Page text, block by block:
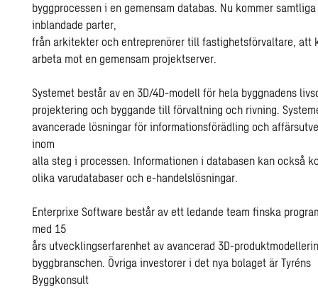
byggprocessen i en gemensam databas. Nu kommer samtliga
inblandade parter,
från arkitekter och entreprenörer till fastighetsförvaltare, att
arbeta mot en gemensam projektserver.
Systemet består av en 3D/4D-modell för hela byggnadens
projektering och byggande till förvaltning och rivning.
avancerade lösningar för informationsförädling och
inom
alla steg i processen. Informationen i databasen kan också
olika varudatabaser och e-handelslösningar.
Enterprixe Software består av ett ledande team finska
med 15
års utvecklingserfarenhet av avancerad 3D-
byggbranschen. Övriga investorer i det nya bolaget är Tyréns
Byggkonsult